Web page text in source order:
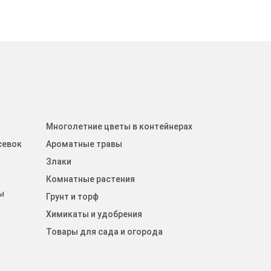
Многолетние цветы в контейнерах
Ароматные травы
Злаки
Комнатные растения
Грунт и торф
Химикаты и удобрения
Товары для сада и огорода